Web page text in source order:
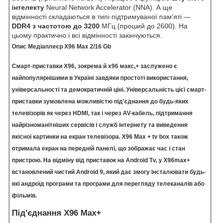
інтелекту Neural Network Accelerator (NNA). А ще
відмінності складаються в типі підтримуваної пам'яті —
DDR4 з частотою до 3200 МГц (проший до 2600). На
цьому практично і всі відмінності закінчуються.
Опис Медіаплеєр X96 Max 2/16 Gb
Смарт-приставки X96, зокрема й х96 макс,+ заслужено є
найпопулярнішими в Україні завдяки простоті використання,
універсальності та демократичній ціні. Універсальність цієї смарт-
приставки зумовлена можливістю під'єднання до будь-яких
телевізорів як через HDMI, так і через AV-кабель, підтримання
найрізноманітніших сервісів і служб інтернету та виведення
якісної картинки на екран телевізора. X96 Max + tv box також
отримала екран на передній панелі, що зображає час і стан
пристрою. На відміну від приставок на Android Tv, у X96max+
встановлений чистий Android 9, який дає змогу інсталювати будь-
які андроїд програми та програми для перегляду телеканалів або
фільмів.
Під'єднання X96 Max+